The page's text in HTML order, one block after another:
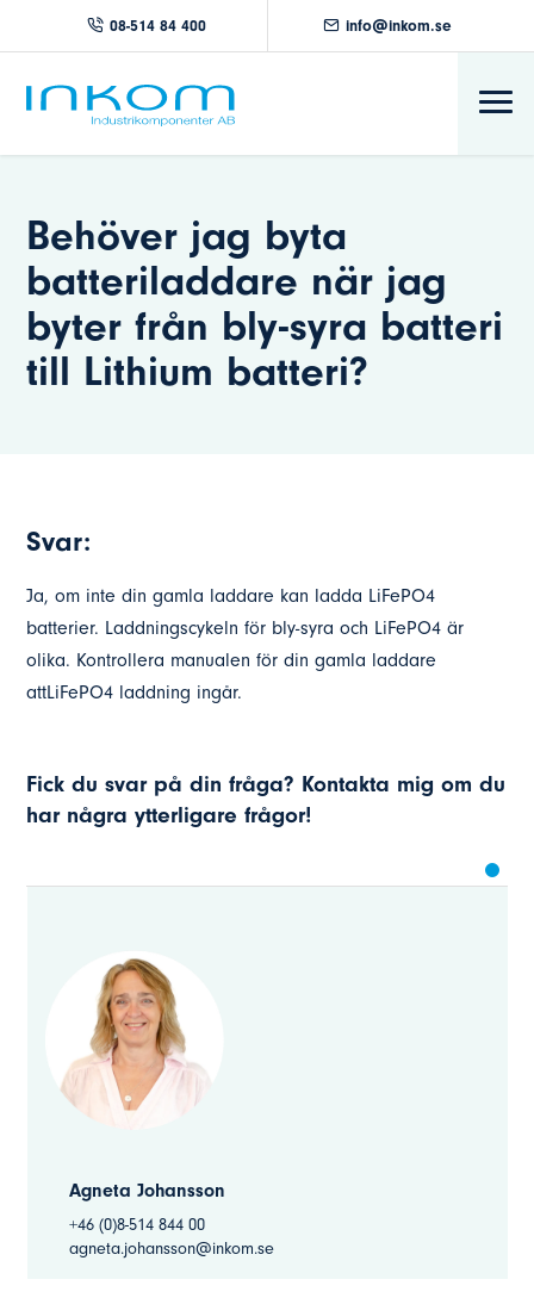
08-514 84 400 info@inkom.se
Behöver jag byta
batteriladdare när jag
byter från bly-syra batteri
till Lithium batteri?
Svar:
Ja, om inte din gamla laddare kan ladda LiFePO4
batterier. Laddningscykeln för bly-syra och LiFePO4 är
olika. Kontrollera manualen för din gamla laddare
attLiFePO4 laddning ingår.
Fick du svar på din fråga? Kontakta mig om du
har några ytterligare frågor!
Agneta Johansson
+46 (0)8-514 844 00
agneta.johansson@inkom.se